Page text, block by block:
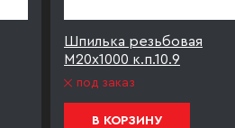
Шпилька резьбовая
М20х1000 к.п.10.9
под заказ
В КОРЗИНУ